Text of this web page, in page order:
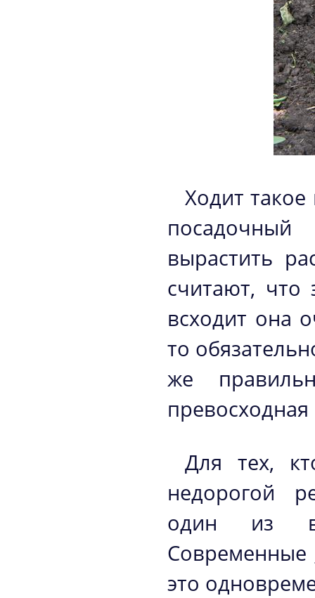
Ходит
вырастить
считают, что
всходит она
то
же
превосходная
Для тех,
недорогой
один из
Современные
это